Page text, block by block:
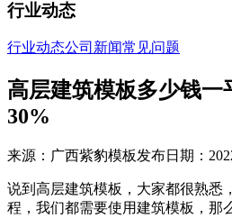
行业动态
行业动态公司新闻常见问题
高层建筑模板多少钱一
30%
来源：广西紫豹模板发布日期：
说到高层建筑模板，大家都很熟悉
程，我们都需要使用建筑模板，那